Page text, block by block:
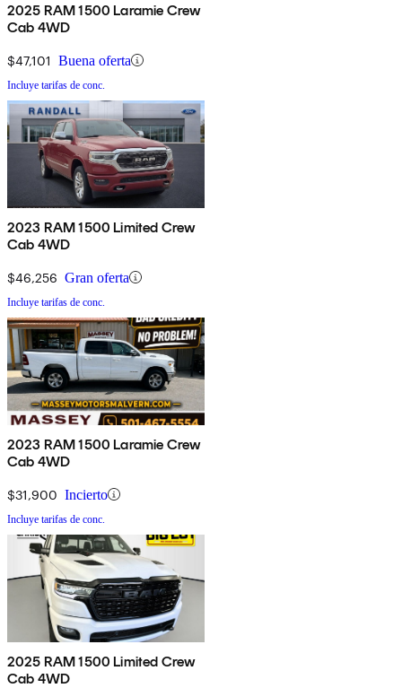
2025 RAM 1500 Laramie Crew
Cab 4WD
$47,101 Buena oferta
Incluye tarifas de conc.
2023 RAM 1500 Limited Crew
Cab 4WD
$46,256 Gran oferta
Incluye tarifas de conc.
2023 RAM 1500 Laramie Crew
Cab 4WD
$31,900 Incierto
Incluye tarifas de conc.
2025 RAM 1500 Limited Crew
Cab 4WD